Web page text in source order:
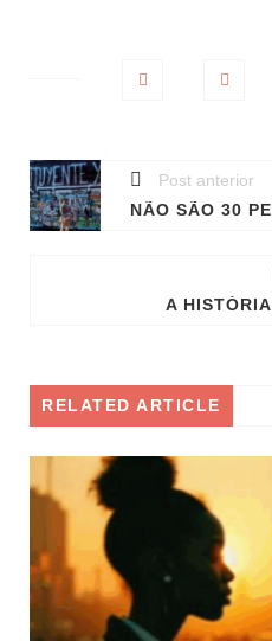
Post anterior
RELATED ARTICLE